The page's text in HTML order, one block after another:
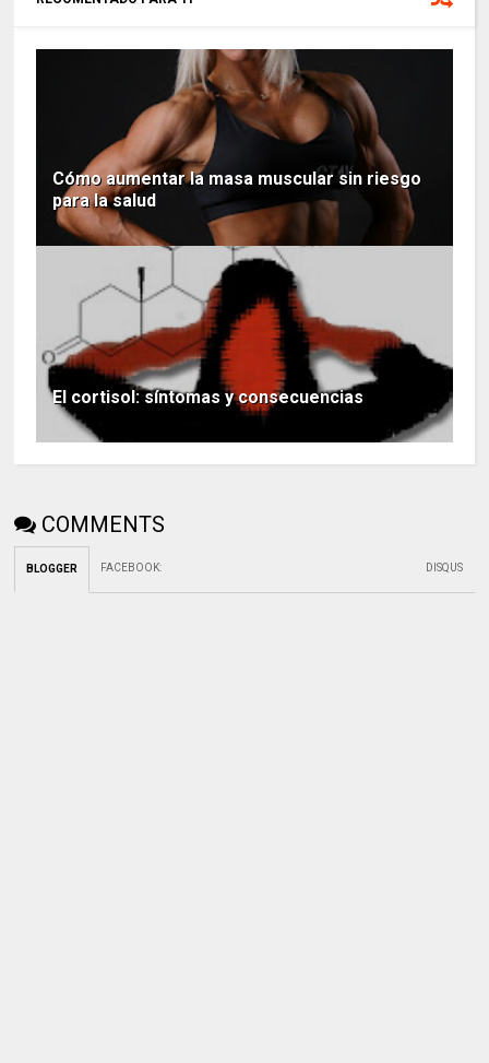
Cómo aumentar la masa muscular sin riesgo
para la salud
El cortisol: síntomas y consecuencias
COMMENTS
BLOGGER FACEBOOK: DISQUS